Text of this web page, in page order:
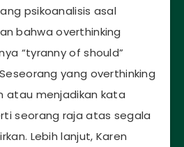
psikoanalisis asal
bahwa overthinking
“tyranny of should”
yang overthinking
atau menjadikan kata
seorang raja atas segala
Lebih lanjut, Karen